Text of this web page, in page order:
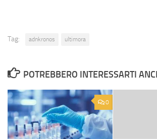
Tag: adnkronos ultimora
POTREBBERO INTERESSARTI
0